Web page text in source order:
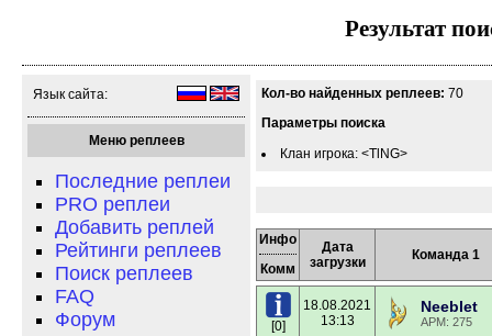
Результат
Язык сайта:
Меню реплеев
Последние реплеи
PRO реплеи
Добавить реплей
Рейтинги реплеев
Поиск реплеев
FAQ
Форум
Кол-во найденных реплеев: 70
Параметры поиска
Клан игрока: <TlNG>
Инфо
Комм
Дата
загрузки
Команда 1
[0]
18.08.2021
13:13
Neeblet
APM: 275